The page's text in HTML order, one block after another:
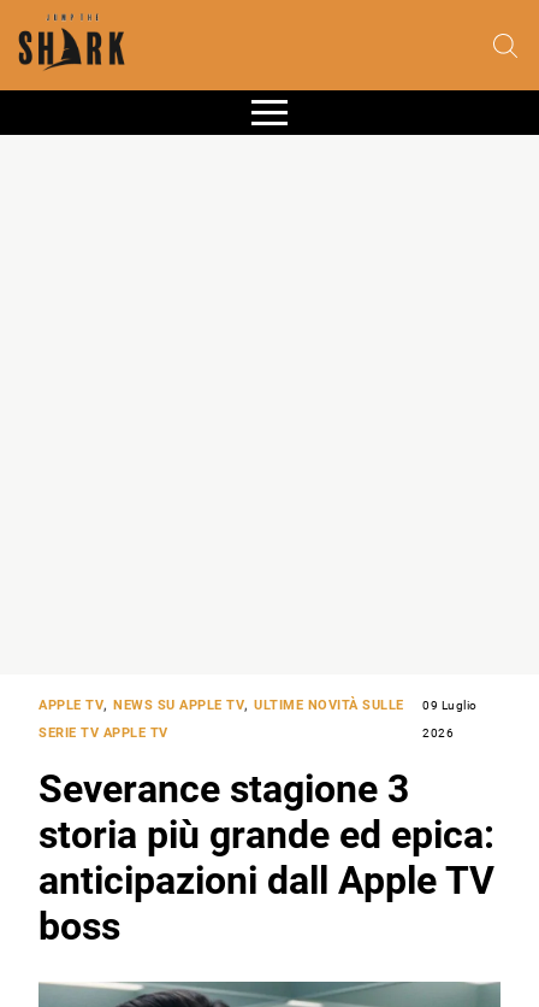
APPLE TV, NEWS SU APPLE TV,ULTIME NOVITÀ SULLE
SERIE TV APPLE TV
09 Luglio
2026
Severance stagione 3
storia più grande ed epica:
anticipazioni dall‌ Apple TV
boss